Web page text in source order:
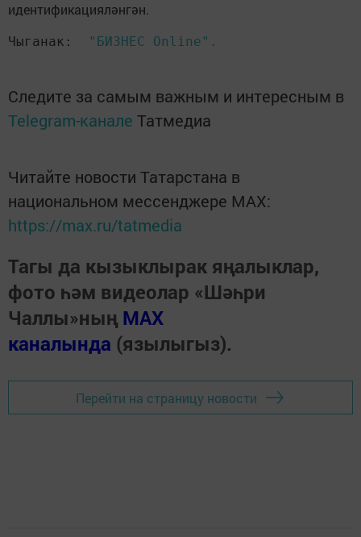
идентификацияләнгән.
Чыганак: "БИЗНЕС Online".
Следите за самым важным и интересным в
Telegram-канале Татмедиа
Читайте новости Татарстана в
национальном мессенджере MАХ:
https://max.ru/tatmedia
Тагы да кызыклырак яңалыклар,
фото һәм видеолар «Шәһри
Чаллы»ның MAX
каналында (язылыгыз).
Перейти на страницу новости